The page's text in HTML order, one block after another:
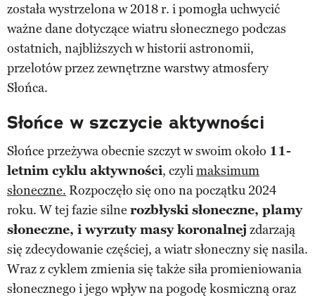
została wystrzelona w 2018 r. i pomogła uchwycić
ważne dane dotyczące wiatru słonecznego podczas
ostatnich, najbliższych w historii astronomii,
przelotów przez zewnętrzne warstwy atmosfery
Słońca.
Słońce w szczycie aktywności
Słońce przeżywa obecnie szczyt w swoim około 11-
letnim cyklu aktywności, czylimaksimum
słoneczne. Rozpoczęło się ono na początku 2024
roku. W tej fazie silne rozbłyski słoneczne, plamy
słoneczne, i wyrzuty masy koronalnej zdarzają
się zdecydowanie częściej, a wiatr słoneczny się nasila.
Wraz z cyklem zmienia się także siła promieniowania
słonecznego i jego wpływ na pogodę kosmiczną oraz